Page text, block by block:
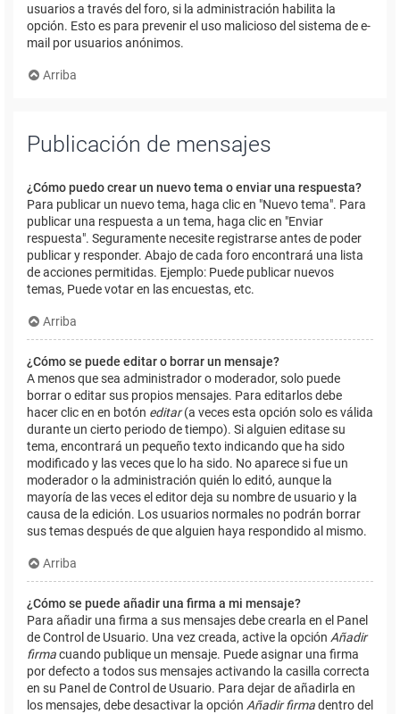
usuarios a través del foro, si la administración habilita la
opción. Esto es para prevenir el uso malicioso del sistema de e-
mail por usuarios anónimos.
Arriba
Publicación de mensajes
¿Cómo puedo crear un nuevo tema o enviar una respuesta?
Para publicar un nuevo tema, haga clic en "Nuevo tema". Para
publicar una respuesta a un tema, haga clic en "Enviar
respuesta". Seguramente necesite registrarse antes de poder
publicar y responder. Abajo de cada foro encontrará una lista
de acciones permitidas. Ejemplo: Puede publicar nuevos
temas, Puede votar en las encuestas, etc.
Arriba
¿Cómo se puede editar o borrar un mensaje?
A menos que sea administrador o moderador, solo puede
borrar o editar sus propios mensajes. Para editarlos debe
hacer clic en en botón editar(a veces esta opción solo es válida
durante un cierto periodo de tiempo). Si alguien editase su
tema, encontrará un pequeño texto indicando que ha sido
modificado y las veces que lo ha sido. No aparece si fue un
moderador o la administración quién lo editó, aunque la
mayoría de las veces el editor deja su nombre de usuario y la
causa de la edición. Los usuarios normales no podrán borrar
sus temas después de que alguien haya respondido al mismo.
Arriba
¿Cómo se puede añadir una firma a mi mensaje?
Para añadir una firma a sus mensajes debe crearla en el Panel
de Control de Usuario. Una vez creada, active la opción Añadir
firmacuando publique un mensaje. Puede asignar una firma
por defecto a todos sus mensajes activando la casilla correcta
en su Panel de Control de Usuario. Para dejar de añadirla en
los mensajes, debe desactivar la opción Añadir firmadentro del